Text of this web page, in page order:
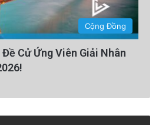
Cộng Đồng
Đề Cử Ứng Viên Giải Nhân